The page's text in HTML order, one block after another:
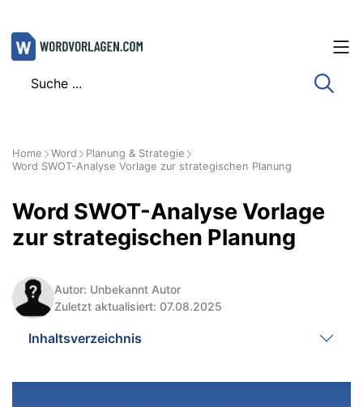
Zum
Inhalt
Home Word
Planung & Strategie
Word SWOT-Analyse Vorlage zur strategischen Planung
Word SWOT-Analyse Vorlage
zur strategischen Planung
Autor: Unbekannt Autor
Zuletzt aktualisiert: 07.08.2025
Inhaltsverzeichnis